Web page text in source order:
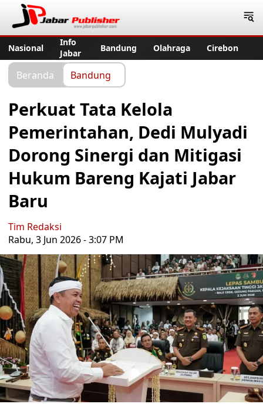
Nasional
Info
Jabar
Bandung Olahraga Cirebon
Beranda Bandung
Perkuat Tata Kelola
Pemerintahan, Dedi Mulyadi
Dorong Sinergi dan Mitigasi
Hukum Bareng Kajati Jabar
Baru
Tim Redaksi
Rabu, 3 Jun 2026 - 3:07 PM